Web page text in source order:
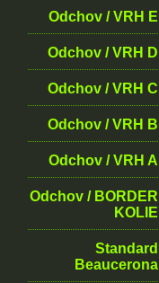
Odchov / VRH E
Odchov / VRH D
Odchov / VRH C
Odchov / VRH B
Odchov / VRH A
Odchov / BORDER
KOLIE
Standard
Beaucerona